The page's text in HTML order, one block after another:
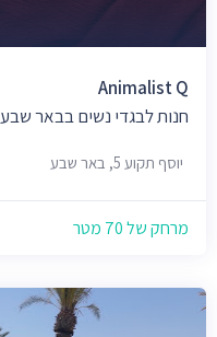
Animalist Q
חנות לבגדי נשים בבאר שבע
יוסף תקוע 5, באר שבע
מרחק של 70 מטר